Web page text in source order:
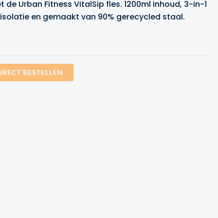
Urban Fitness VitalSip fles. 1200ml inhoud, 3-in-1
en gemaakt van 90% gerecycled staal.
BESTELLEN